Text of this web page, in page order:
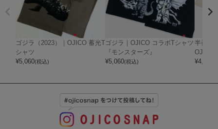
ゴジラ（2023）｜OJICO 蓄光T
シャツ
¥5,060(税込)
ゴジラ｜OJICO コラボTシャツ
『モンスターズ』
¥5,060(税込)
半袖T
OJICO
¥4,290